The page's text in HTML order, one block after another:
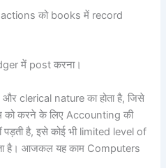
को books में record
में post करना।
clerical nature का होता है, जिसे
को करने के लिए Accounting की
है, इसे कोई भी limited level of
है। आजकल यह काम Computers